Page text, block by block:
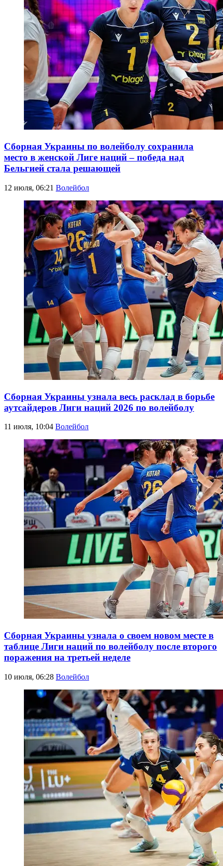
Сборная Украины по волейболу сохранила
место в женской Лиге наций – победа над
Бельгией стала решающей
12 июля, 06:21 Волейбол
Сборная Украины узнала весь расклад в борьбе
аутсайдеров Лиги наций 2026 по волейболу
11 июля, 10:04 Волейбол
Сборная Украины узнала о своем новом месте в
таблице Лиги наций по волейболу после второго
поражения на третьей неделе
10 июля, 06:28 Волейбол